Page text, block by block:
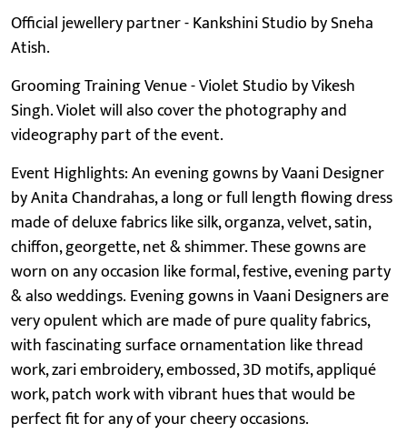
Official jewellery partner - Kankshini Studio by Sneha
Atish.
Grooming Training Venue - Violet Studio by Vikesh
Singh. Violet will also cover the photography and
videography part of the event.
Event Highlights: An evening gowns by Vaani Designer
by Anita Chandrahas, a long or full length flowing dress
made of deluxe fabrics like silk, organza, velvet, satin,
chiffon, georgette, net & shimmer. These gowns are
worn on any occasion like formal, festive, evening party
& also weddings. Evening gowns in Vaani Designers are
very opulent which are made of pure quality fabrics,
with fascinating surface ornamentation like thread
work, zari embroidery, embossed, 3D motifs, appliqué
work, patch work with vibrant hues that would be
perfect fit for any of your cheery occasions.